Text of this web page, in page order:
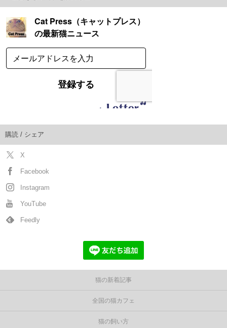
購読 / シェア
X
Facebook
Instagram
YouTube
Feedly
猫の新着記事
全国の猫カフェ
猫の飼い方